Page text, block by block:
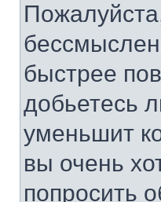
быстрее
добьетесь
уменьшит
вы очень
попросить